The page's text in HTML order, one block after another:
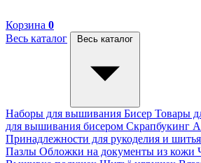
Корзина 0
Весь каталог
Весь каталог
Наборы для вышивания Бисер Товары
для вышивания бисером Скрапбукинг
Принадлежности для рукоделия и шитья
Пазлы Обложки на документы из кожи